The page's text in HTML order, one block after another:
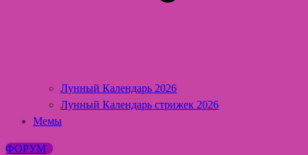
Лунный Календарь 2026
Лунный Календарь стрижек 2026
Мемы
ФОРУМ